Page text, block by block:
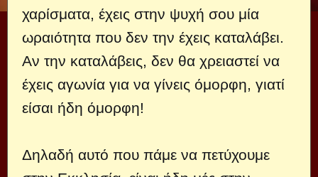
χαρίσματα, έχεις στην ψυχή σου μία
ωραιότητα που δεν την έχεις καταλάβει.
Αν την καταλάβεις, δεν θα χρειαστεί να
έχεις αγωνία για να γίνεις όμορφη, γιατί
είσαι ήδη όμορφη!
Δηλαδή αυτό που πάμε να πετύχουμε